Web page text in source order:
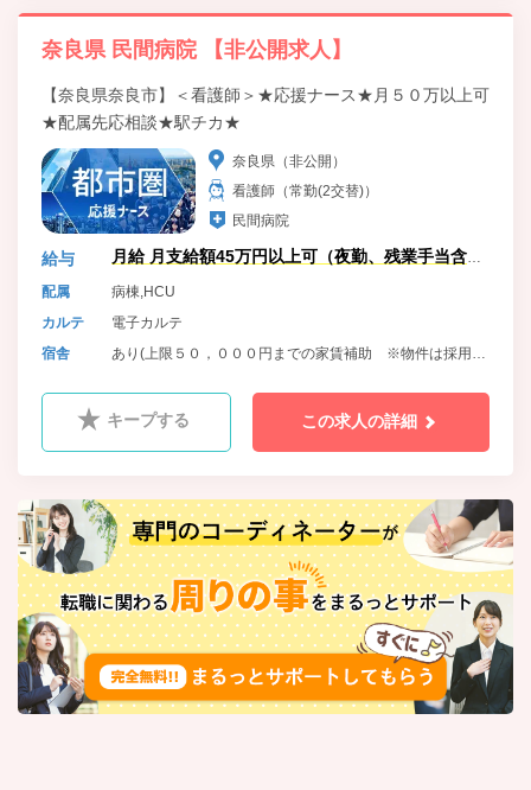
奈良県 民間病院 【非公開求人】
【奈良県奈良市】＜看護師＞★応援ナース★月５０万以上可
★配属先応相談★駅チカ★
奈良県（非公開）
看護師（常勤(2交替)）
民間病院
給与
月給 月支給額45万円以上可（夜勤、残業手当含
む）
配属
病棟,HCU
カルテ
電子カルテ
宿舎
あり(上限５０，０００円までの家賃補助 ※物件は採用決
キープする この求人の詳細